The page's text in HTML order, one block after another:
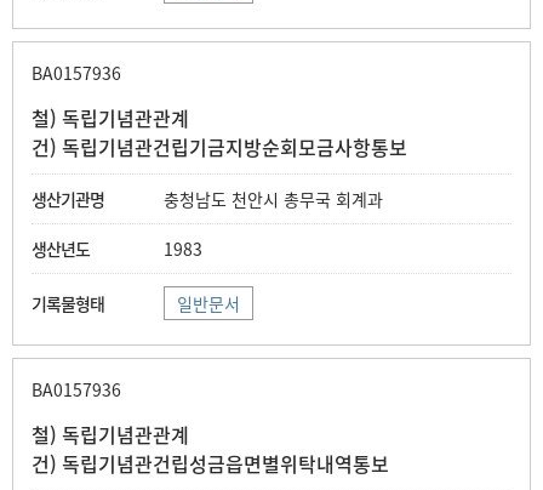
BA0157936
철) 독립기념관관계
건) 독립기념관건립기금지방순회모금사항통보
충청남도 천안시 총무국 회계과
1983
일반문서
BA0157936
철) 독립기념관관계
건) 독립기념관건립성금읍면별위탁내역통보